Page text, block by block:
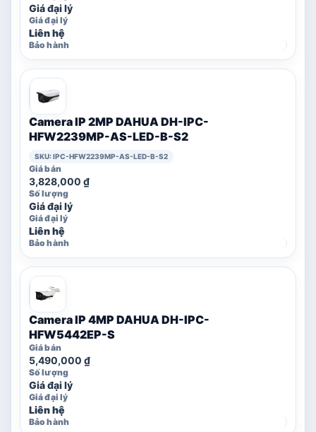
Giá đại lý
Liên hệ
Camera IP 2MP DAHUA DH-IPC-
HFW2239MP-AS-LED-B-S2
SKU: IPC-HFW2239MP-AS-LED-B-S2
3,828,000 ₫
Giá đại lý
Liên hệ
Camera IP 4MP DAHUA DH-IPC-
HFW5442EP-S
5,490,000 ₫
Giá đại lý
Liên hệ